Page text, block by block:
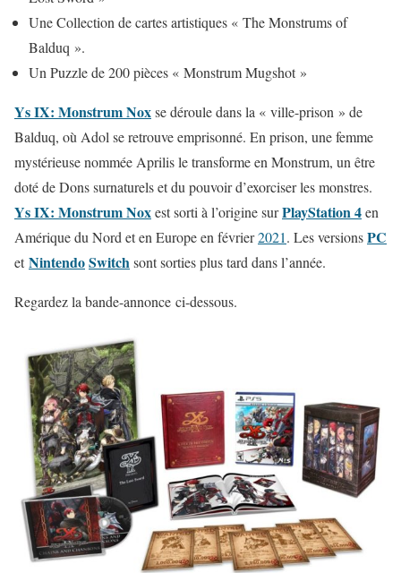
Une Collection de cartes artistiques « The Monstrums of
Balduq ».
Un Puzzle de 200 pièces « Monstrum Mugshot »
Ys IX: Monstrum Noxse déroule dans la « ville-prison » de
Balduq, où Adol se retrouve emprisonné. En prison, une femme
mystérieuse nommée Aprilis le transforme en Monstrum, un être
doté de Dons surnaturels et du pouvoir d’exorciser les monstres.
Ys IX: Monstrum Noxest sorti à l’origine surPlayStation 4en
Amérique du Nord et en Europe en février2021. Les versionsPC
etNintendoSwitchsont sorties plus tard dans l’année.
Regardez la bande-annonce ci-dessous.